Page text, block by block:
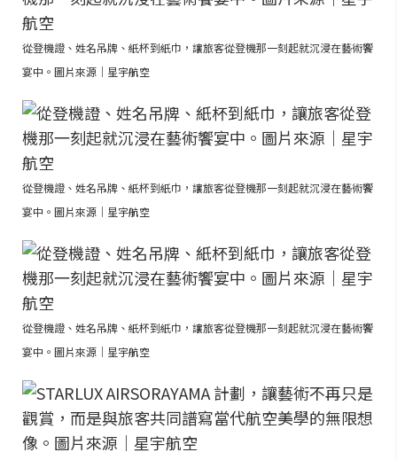
從登機證、姓名吊牌、紙杯到紙巾，讓旅客從登機那一刻起就沉浸在藝術饗
宴中。圖片來源｜星宇航空
從登機證、姓名吊牌、紙杯到紙巾，讓旅客從登機那一刻起就沉浸在藝術饗
宴中。圖片來源｜星宇航空
從登機證、姓名吊牌、紙杯到紙巾，讓旅客從登機那一刻起就沉浸在藝術饗
宴中。圖片來源｜星宇航空